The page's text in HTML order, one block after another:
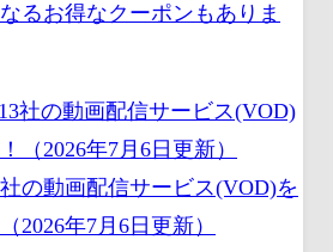
るお得なクーポンもありま
の動画配信サービス(VOD)を
2026年7月6日更新）